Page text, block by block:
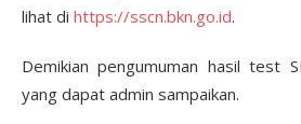
lihat di https://sscn.bkn.go.id.
Demikian pengumuman hasil test
yang dapat admin sampaikan.